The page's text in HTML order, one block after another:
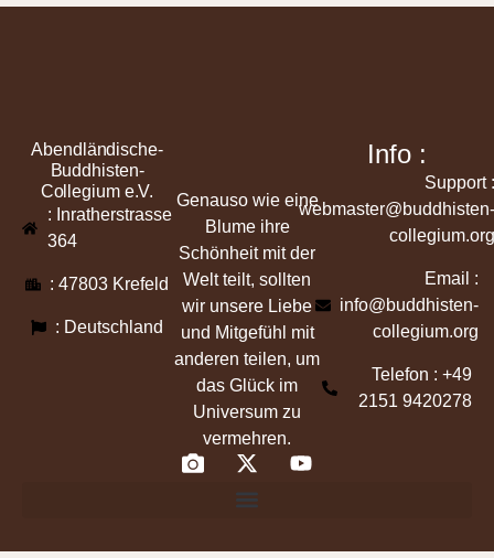
Abendländische-
Buddhisten-
Collegium e.V.
: Inratherstrasse
364
: 47803 Krefeld
: Deutschland
Genauso wie eine
Blume ihre
Schönheit mit der
Welt teilt, sollten
wir unsere Liebe
und Mitgefühl mit
anderen teilen, um
das Glück im
Universum zu
vermehren.
Info :
Support :
webmaster@buddhisten-
collegium.org
Email :
info@buddhisten-
collegium.org
Telefon : +49
2151 9420278